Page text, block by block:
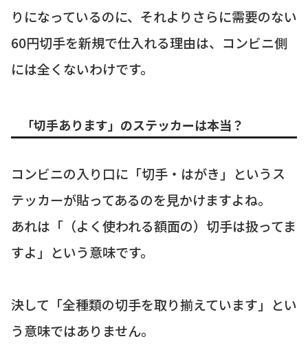
りになっているのに、それよりさらに需要のない
60円切手を新規で仕入れる理由は、コンビニ側
には全くないわけです。
「切手あります」のステッカーは本当？
コンビニの入り口に「切手・はがき」というス
テッカーが貼ってあるのを見かけますよね。
あれは「（よく使われる額面の）切手は扱ってま
すよ」という意味です。
決して「全種類の切手を取り揃えています」とい
う意味ではありません。